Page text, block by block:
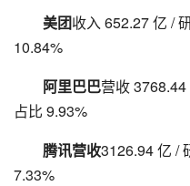
美团收入 652.27 亿 /
10.84%
阿里巴巴营收
占比 9.93%
腾讯营收3126.94 亿 /
7.33%